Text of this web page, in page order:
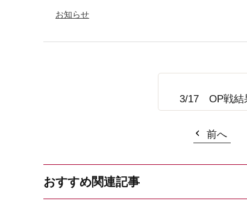
お知らせ
3/17 OP戦結
前へ
おすすめ関連記事